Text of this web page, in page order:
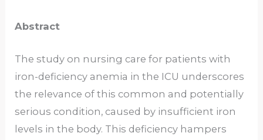
Abstract
The study on nursing care for patients with
iron-deficiency anemia in the ICU underscores
the relevance of this common and potentially
serious condition, caused by insufficient iron
levels in the body. This deficiency hampers